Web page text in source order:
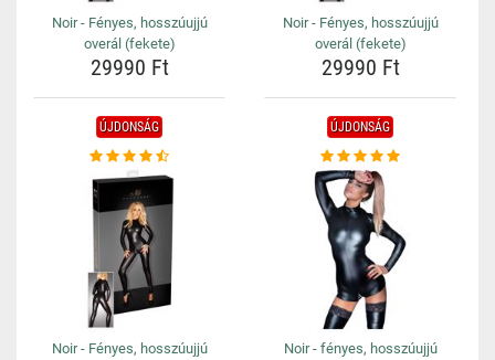
Noir - Fényes, hosszúujjú
overál (fekete)
29990 Ft
Noir - Fényes, hosszúujjú
overál (fekete)
29990 Ft
ÚJDONSÁG
Noir - Fényes, hosszúujjú
ÚJDONSÁG
Noir - fényes, hosszúujjú